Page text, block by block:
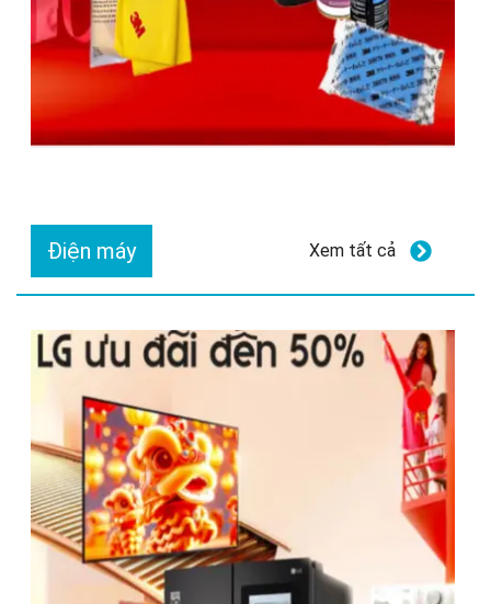
Điện máy Xem tất cả